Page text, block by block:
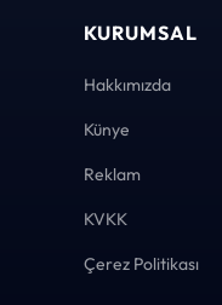
KURUMSAL
Hakkımızda
Künye
Reklam
KVKK
Çerez Politikası